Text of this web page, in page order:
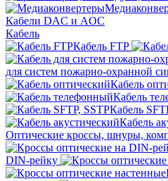
Кабели DAC и AOC
Кабель
Кабель FTP
для систем пожарно-охранной
Кабель
Кабель
Кабель
Кабель
Оптические кроссы, шнуры,
DIN-рейку